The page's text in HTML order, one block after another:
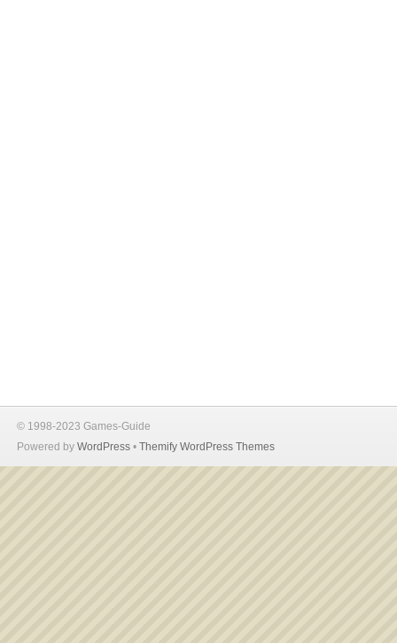
© 1998-2023 Games-Guide
Powered by WordPress • Themify WordPress Themes